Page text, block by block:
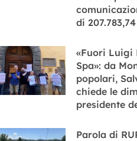
di
«Fuori Luigi
Spa»: da
popolari,
chiede le
presidente
Parola di